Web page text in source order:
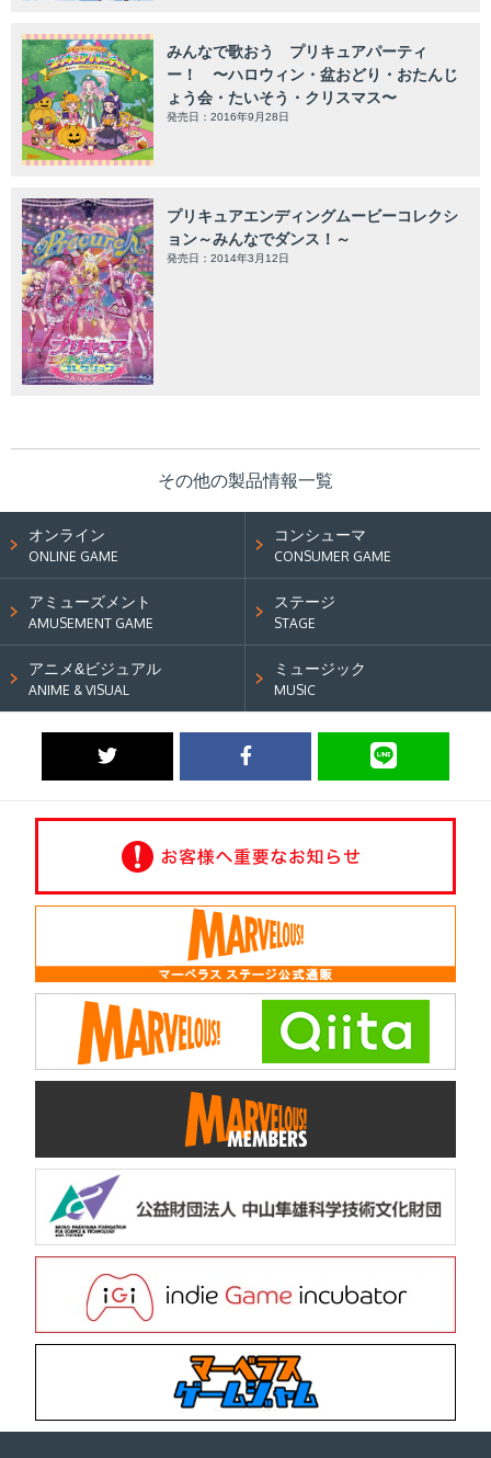
みんなで歌おう プリキュアパーティ
ー！ 〜ハロウィン・盆おどり・おたんじ
ょう会・たいそう・クリスマス〜
発売日：2016年9月28日
プリキュアエンディングムービーコレクシ
ョン～みんなでダンス！～
発売日：2014年3月12日
その他の製品情報一覧
オンライン
ONLINE GAME
コンシューマ
CONSUMER GAME
アミューズメント
AMUSEMENT GAME
ステージ
STAGE
アニメ&ビジュアル
ANIME & VISUAL
ミュージック
MUSIC